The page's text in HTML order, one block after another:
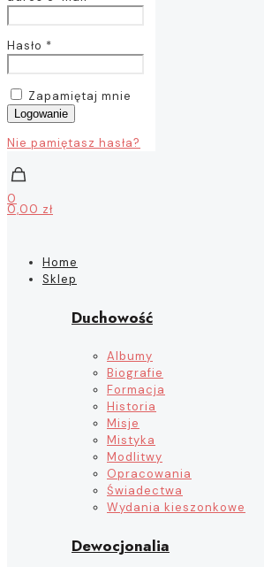
Hasło *
Zapamiętaj mnie
Logowanie
Nie pamiętasz hasła?
0
0,00 zł
Home
Sklep
Duchowość
Albumy
Biografie
Formacja
Historia
Misje
Mistyka
Modlitwy
Opracowania
Świadectwa
Wydania kieszonkowe
Dewocjonalia